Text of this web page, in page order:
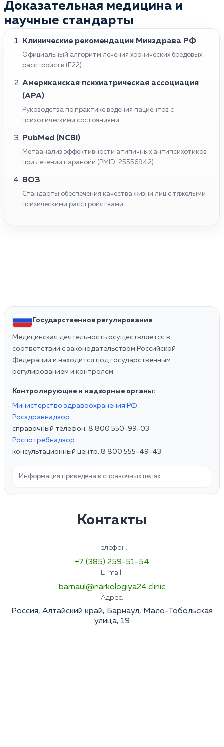
расстройства. В неконтролируемых случаях она
приводит к насильственному поведению или
самоповреждению. Болезнь может быть также
симптомом более серьезного психического
заболевания, такого как шизофрения. При
отсутствии лечения патология может постепенно
отношения с друзьями и семьей, влиять на общее
здоровье.
некоторые стратегии, такие как упражнения для
расслабления и медитация для снижения стресса,
чувства изоляции, и избегание алкоголя и
наркотиков. Важно подчеркнуть, что обращение к
медицинскому специалисту является ключевым
шагом в лечении паранойи, даже при попытках
справиться с симптомами дома.
Доказательная медицина и
научные стандарты
Клинические рекомендации Минздрава РФ
Официальный алгоритм лечения хронических бредовых
расстройств (F22).
Американская психиатрическая ассоциация
(APA)
Руководства по практике ведения пациентов с
психотическими состояниями.
PubMed (NCBI)
Метаанализ эффективности атипичных антипсихотиков
при лечении паранойи (PMID: 25556942).
ВОЗ
Стандарты обеспечения качества жизни лиц с тяжелыми
психическими расстройствами.
Государственное регулирование
Медицинская деятельность осуществляется в
соответствии с законодательством Российской
Федерации и находится под государственным
регулированием и контролем.
Контролирующие и надзорные органы:
Министерство здравоохранения РФ
Росздравнадзор
справочный телефон: 8 800 550-99-03
Роспотребнадзор
консультационный центр: 8 800 555-49-43
Информация приведена в справочных целях.
Контакты
Телефон:
+7 (385) 259-51-54
E-mail:
barnaul@narkologiya24.clinic
Адрес:
Россия, Алтайский край, Барнаул, Мало-Тобольская
улица, 19